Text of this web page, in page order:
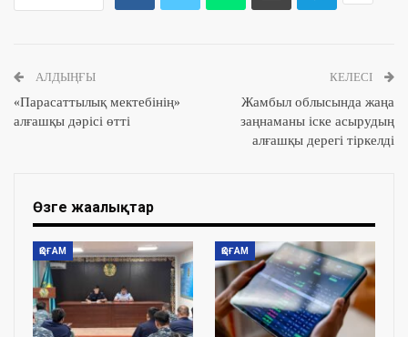
АЛДЫҢҒЫ
«Парасаттылық мектебінің»
алғашқы дәрісі өтті
КЕЛЕСІ
Жамбыл облысында жаңа
заңнаманы іске асырудың
алғашқы дерегі тіркелді
Өзге жаңалықтар
ҚОҒАМ ҚОҒАМ